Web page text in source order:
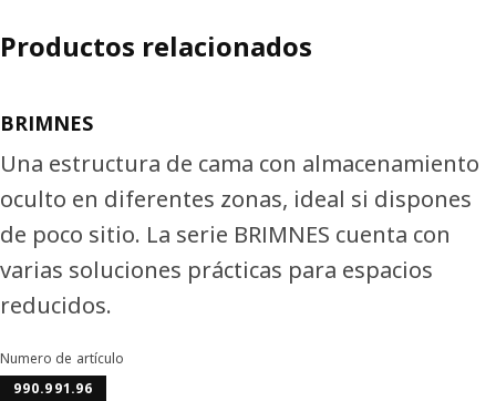
Productos relacionados
BRIMNES
Una estructura de cama con almacenamiento
oculto en diferentes zonas, ideal si dispones
de poco sitio. La serie BRIMNES cuenta con
varias soluciones prácticas para espacios
reducidos.
Numero de artículo
990.991.96